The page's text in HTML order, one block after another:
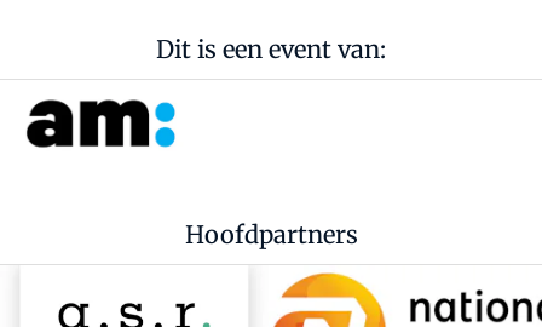
Dit is een event van:
Hoofdpartners